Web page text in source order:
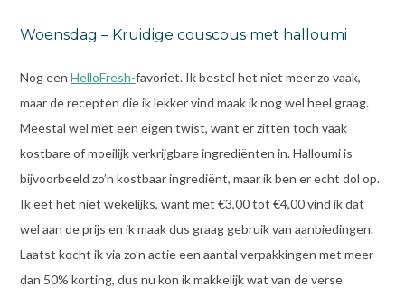
Woensdag – Kruidige couscous met halloumi
Nog een HelloFresh-favoriet. Ik bestel het niet meer zo vaak,
maar de recepten die ik lekker vind maak ik nog wel heel graag.
Meestal wel met een eigen twist, want er zitten toch vaak
kostbare of moeilijk verkrijgbare ingrediënten in. Halloumi is
bijvoorbeeld zo’n kostbaar ingrediënt, maar ik ben er echt dol op.
Ik eet het niet wekelijks, want met €3,00 tot €4,00 vind ik dat
wel aan de prijs en ik maak dus graag gebruik van aanbiedingen.
Laatst kocht ik via zo’n actie een aantal verpakkingen met meer
dan 50% korting, dus nu kon ik makkelijk wat van de verse